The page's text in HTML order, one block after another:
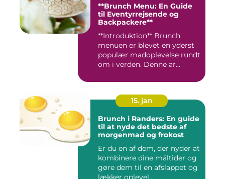
**Brunch Menu: En Guide
til Eventyrrejsende og
Backpackere**
**Introduktion** Brunch
menuen er blevet en yderst
populær madoplevelse rundt
om i verden. Denne ar...
15. jan
Brunch i Randers: En guide
til at nyde det bedste af
morgenmad og frokost
Er du en af dem, der nyder at
kombinere dine måltider og
gøre dem til en afslappet og
lækker oplevel...